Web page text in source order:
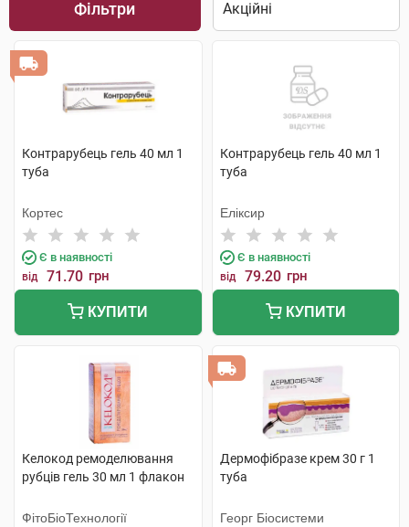
Фільтри
Контрарубець гель 40 мл 1
туба
Кортес
Є в наявності
від 71.70 грн
КУПИТИ
Контрарубець гель 40 мл 1
туба
Еліксир
Є в наявності
від 79.20 грн
КУПИТИ
Келокод ремоделювання
рубців гель 30 мл 1 флакон
ФітоБіоТехнології
Дермофібразе крем 30 г 1
туба
Георг Біосистеми